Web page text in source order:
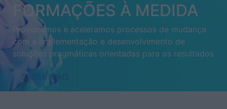
FORMAÇÕES À MEDIDA
Provocamos e aceleramos processos de mudança
com a implementação e desenvolvimento de
soluções pragmáticas orientadas para os resultados
SABER MAIS